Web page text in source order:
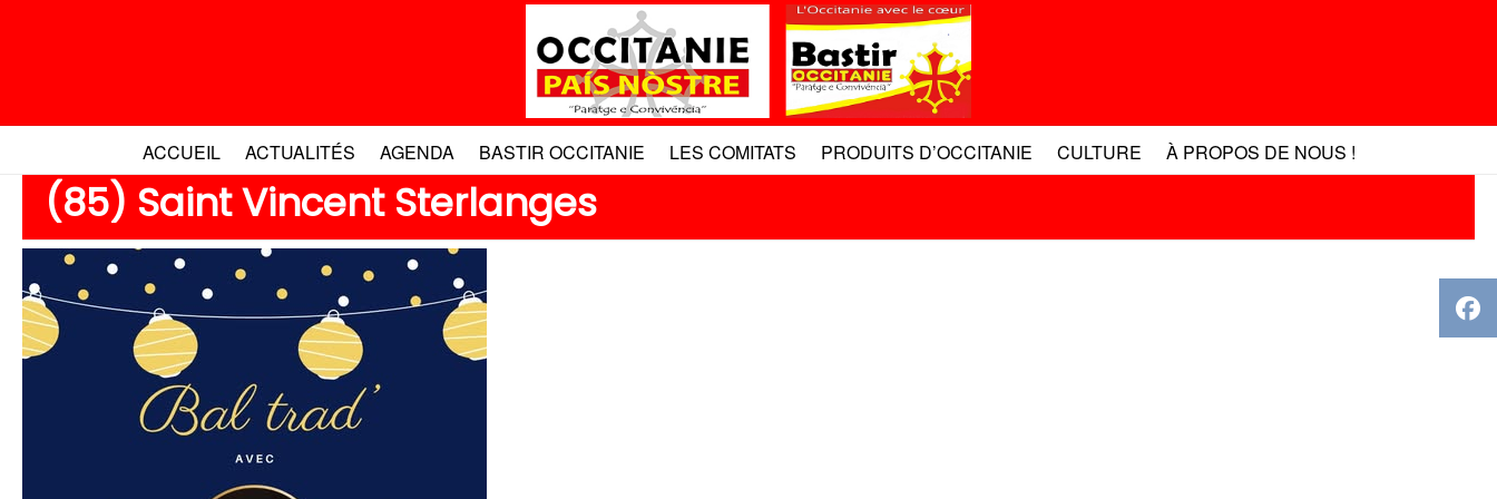
ACCUEIL ACTUALITÉS AGENDA BASTIR OCCITANIE LES COMITATS PRODUITS D’OCCITANIE CULTURE À PROPOS DE NOUS !
(85) Saint Vincent Sterlanges